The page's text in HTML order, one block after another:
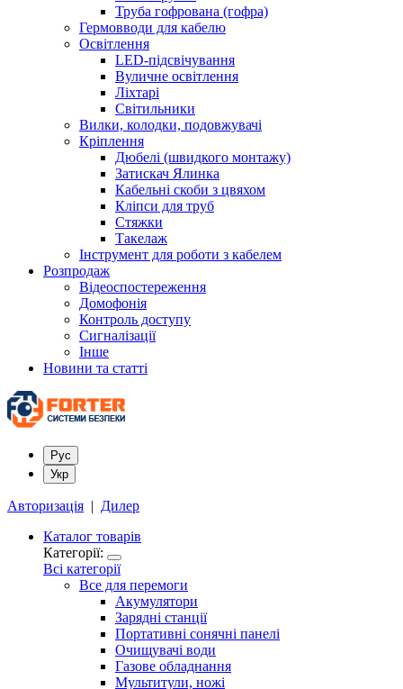
Труба гофрована (гофра)
Гермовводи для кабелю
Освітлення
LED-підсвічування
Вуличне освітлення
Ліхтарі
Світильники
Вилки, колодки, подовжувачі
Кріплення
Дюбелі (швидкого монтажу)
Затискач Ялинка
Кабельні скоби з цвяхом
Кліпси для труб
Стяжки
Такелаж
Інструмент для роботи з кабелем
Розпродаж
Відеоспостереження
Домофонія
Контроль доступу
Сигналізації
Інше
Новини та статті
Рус
Укр
Авторизація | Дилер
Каталог товарів
Категорії:
Всі категорії
Все для перемоги
Акумулятори
Зарядні станції
Портативні сонячні панелі
Очищувачі води
Газове обладнання
Мультитули, ножі